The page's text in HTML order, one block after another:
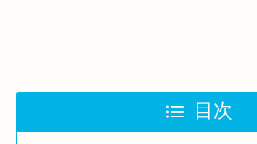
目次